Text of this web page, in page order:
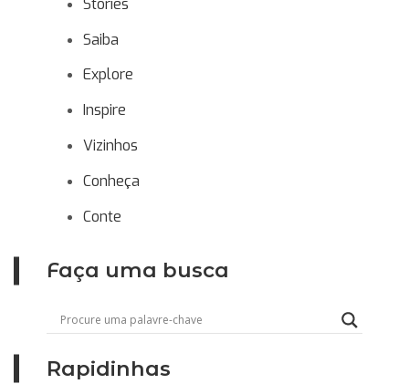
Stories
Saiba
Explore
Inspire
Vizinhos
Conheça
Conte
Faça uma busca
Rapidinhas